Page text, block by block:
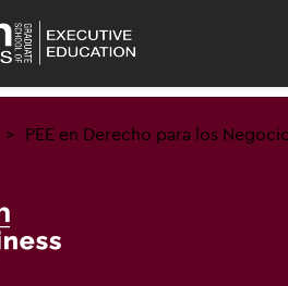
PEE en Derecho para los